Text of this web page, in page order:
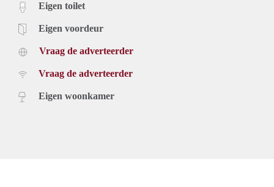
Eigen toilet
Eigen voordeur
Vraag de adverteerder
Vraag de adverteerder
Eigen woonkamer